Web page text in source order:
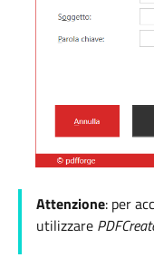
Attenzione: per
utilizzare